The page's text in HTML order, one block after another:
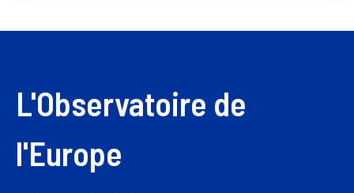
L'Observatoire de
l'Europe